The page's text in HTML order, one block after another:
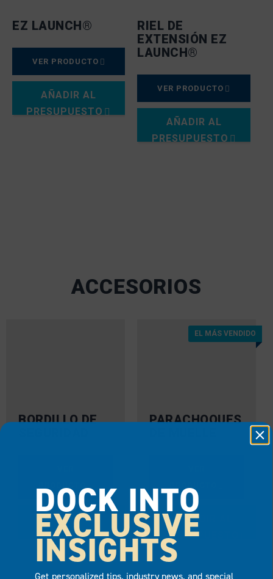
EZ LAUNCH®
VER PRODUCTO
AÑADIR AL
PRESUPUESTO
RIEL DE
EXTENSIÓN EZ
LAUNCH®
VER PRODUCTO
AÑADIR AL
PRESUPUESTO
ACCESORIOS
BORDILLO DE
AÑADIR AL
PRESUPUESTO
EL MÁS VENDIDO
PARACHOQUES
AÑADIR AL
PRESUPUESTO
DOCK INTO
EXCLUSIVE
INSIGHTS
Get personalized tips, industry news, and special